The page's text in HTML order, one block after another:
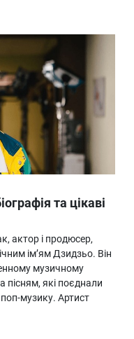
та цікаві
актор і продюсер,
ім’ям Дзидзьо. Він
музичному
пісням, які поєднали
музику. Артист